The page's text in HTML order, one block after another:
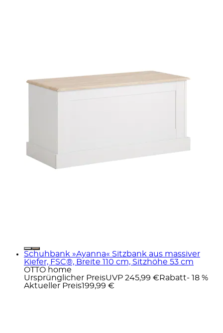
Schuhbank »Ayanna« Sitzbank aus massiver
Kiefer, FSC®, Breite 110 cm, Sitzhöhe 53 cm
OTTO home
Ursprünglicher PreisUVP 245,99 € Rabatt- 18 %
Aktueller Preis199,99 €